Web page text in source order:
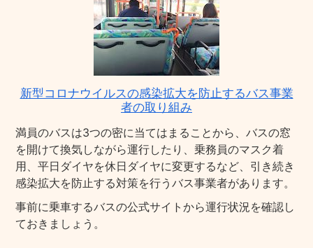
新型コロナウイルスの感染拡大を防止するバス事業
者の取り組み
満員のバスは3つの密に当てはまることから、バスの窓
を開けて換気しながら運行したり、乗務員のマスク着
用、平日ダイヤを休日ダイヤに変更するなど、引き続き
感染拡大を防止する対策を行うバス事業者があります。
事前に乗車するバスの公式サイトから運行状況を確認し
ておきましょう。